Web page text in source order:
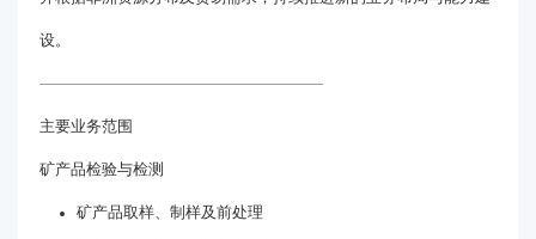
设。
主要业务范围
矿产品检验与检测
矿产品取样、制样及前处理